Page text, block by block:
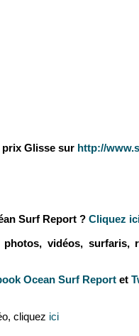
prix Glisse sur http://
Surf Report ? Cliquez
vidéos, surfaris,
Ocean Surf Report et
cliquez ici